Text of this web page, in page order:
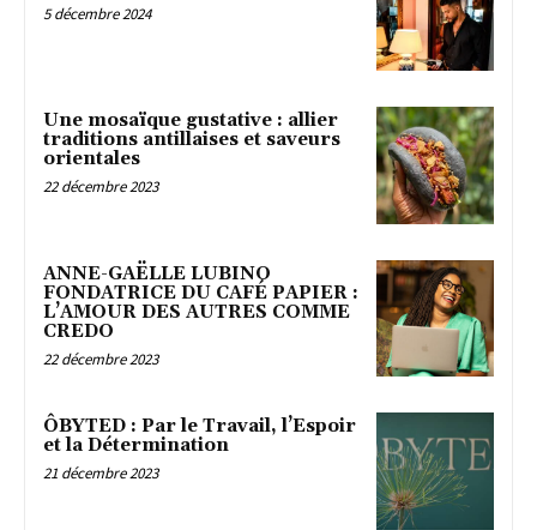
5 décembre 2024
Une mosaïque gustative : allier
traditions antillaises et saveurs
orientales
22 décembre 2023
ANNE-GAËLLE LUBINO
FONDATRICE DU CAFÉ PAPIER :
L’AMOUR DES AUTRES COMME
CREDO
22 décembre 2023
ÔBYTED : Par le Travail, l’Espoir
et la Détermination
21 décembre 2023